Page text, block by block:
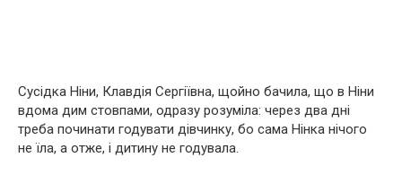
Сусідка Ніни, Клавдія Сергіївна, щойно бачила, що в Ніни
вдома дим стовпами, одразу розуміла: через два дні
треба починати годувати дівчинку, бо сама Нінка нічого
не їла, а отже, і дитину не годувала.